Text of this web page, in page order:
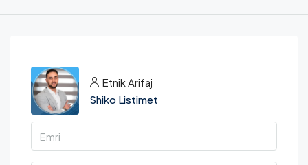
Etnik Arifaj
Shiko Listimet